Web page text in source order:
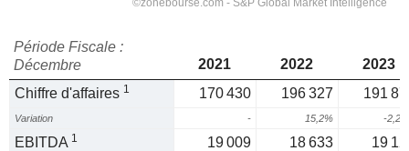
Période Fiscale :
Décembre
2021 2022
2023
Chiffre d'affaires 1 170 430 196 327 191
Variation - 15,2% -
EBITDA 1 19 009 18 633 19